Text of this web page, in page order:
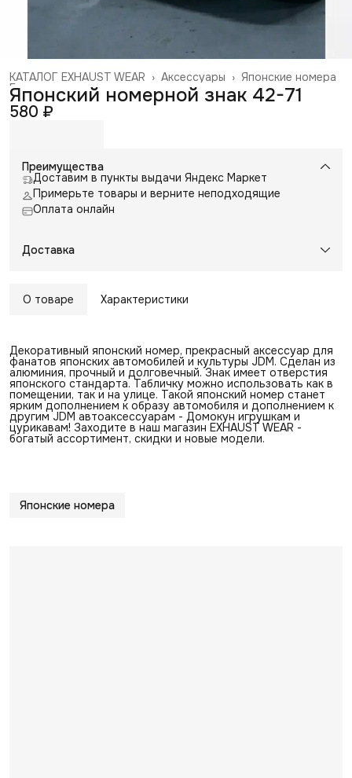
Японские номера
Аксессуары ›
КАТАЛОГ EXHAUST WEAR ›
Главная ›
Японский номерной знак 42-71
580 ₽
Преимущества
Доставим в пункты выдачи Яндекс Маркет
Примерьте товары и верните неподходящие
Оплата онлайн
Доставка
О товаре Характеристики
Декоративный японский номер, прекрасный аксессуар для
фанатов японских автомобилей и культуры JDM. Сделан из
алюминия, прочный и долговечный. Знак имеет отверстия
японского стандарта. Табличку можно использовать как в
помещении, так и на улице. Такой японский номер станет
ярким дополнением к образу автомобиля и дополнением к
другим JDM автоаксессуарам - Домокун игрушкам и
цурикавам! Заходите в наш магазин EXHAUST WEAR -
богатый ассортимент, скидки и новые модели.
Японские номера